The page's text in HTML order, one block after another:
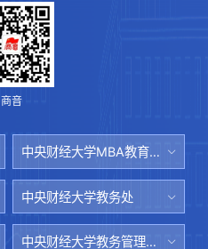
商音
中央财经大学MBA教育中心
中央财经大学教务处
中央财经大学教务管理系统